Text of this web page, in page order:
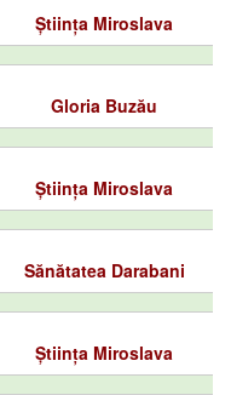
Știința Miroslava
Gloria Buzău
Știința Miroslava
Sănătatea Darabani
Știința Miroslava